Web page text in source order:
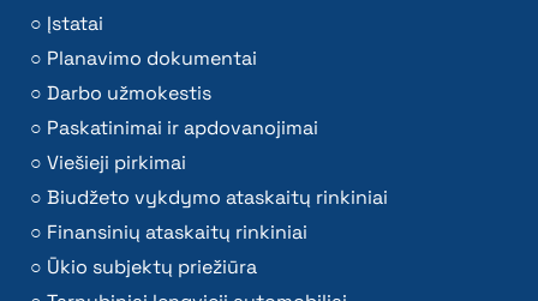
Lėšos veiklai viešinti
Kita informacija
Teisinė Informacija